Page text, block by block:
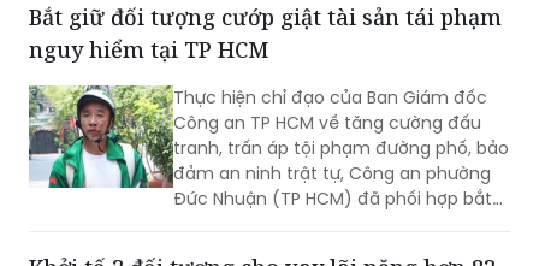
Bắt giữ đối tượng cướp giật tài sản tái phạm
nguy hiểm tại TP HCM
Thực hiện chỉ đạo của Ban Giám đốc
Công an TP HCM về tăng cường đấu
tranh, trấn áp tội phạm đường phố, bảo
đảm an ninh trật tự, Công an phường
Đức Nhuận (TP HCM) đã phối hợp bắt